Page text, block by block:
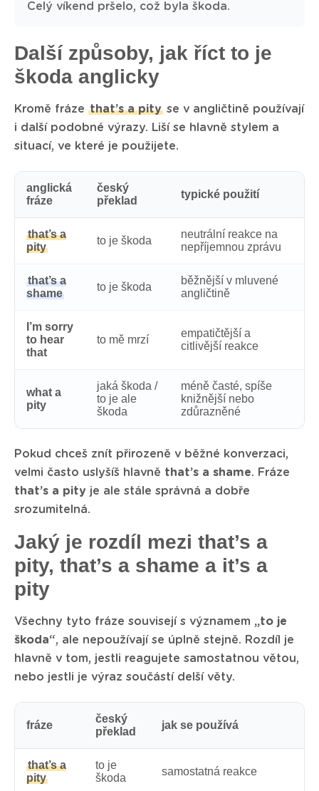
Celý víkend pršelo, což byla škoda.
Další způsoby, jak říct to je
škoda anglicky
Kromě fráze that’s a pity se v angličtině používají
i další podobné výrazy. Liší se hlavně stylem a
situací, ve které je použijete.
anglická
fráze
český
překlad
typické použití
that’s a
pity
to je škoda
neutrální reakce na
nepříjemnou zprávu
that’s a
shame
to je škoda
běžnější v mluvené
angličtině
I’m sorry
to hear
that
to mě mrzí
empatičtější a
citlivější reakce
what a
pity
jaká škoda /
to je ale
škoda
méně časté, spíše
knižnější nebo
zdůrazněné
Pokud chceš znít přirozeně v běžné konverzaci,
velmi často uslyšíš hlavně that’s a shame. Fráze
that’s a pity je ale stále správná a dobře
srozumitelná.
Jaký je rozdíl mezi that’s a
pity, that’s a shame a it’s a
pity
Všechny tyto fráze souvisejí s významem „to je
škoda“, ale nepoužívají se úplně stejně. Rozdíl je
hlavně v tom, jestli reagujete samostatnou větou,
nebo jestli je výraz součástí delší věty.
fráze
český
překlad
jak se používá
that’s a
pity
to je
škoda
samostatná reakce